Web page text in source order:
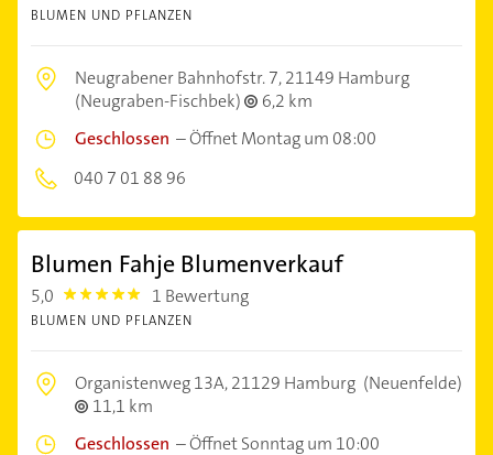
BLUMEN UND PFLANZEN
Neugrabener Bahnhofstr. 7,21149 Hamburg
(Neugraben-Fischbek)
6,2 km
Geschlossen –Öffnet Montag um 08:00
040 7 01 88 96
Blumen Fahje Blumenverkauf
5,0 5.0 1 Bewertung
BLUMEN UND PFLANZEN
Organistenweg 13A,21129 Hamburg (Neuenfelde)
11,1 km
Geschlossen –Öffnet Sonntag um 10:00